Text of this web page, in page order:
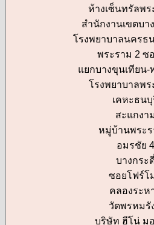
ห้างเซ็นทรัลพร
สำนักงานเขตบา
โรงพยาบาลนครธ
พระราม 2 ซ
แยกบางขุนเทียน-
โรงพยาบาลพร
เคหะธนบุ
สะแกงาม
หมู่บ้านพระร
อมรชัย 4
บางกระ
ซอยโฟร์โ
คลองระห
วัดพรหมรั
บริษัท ฮีโน่ ม